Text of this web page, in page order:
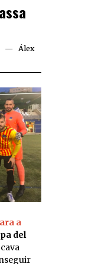
Álex
a
del